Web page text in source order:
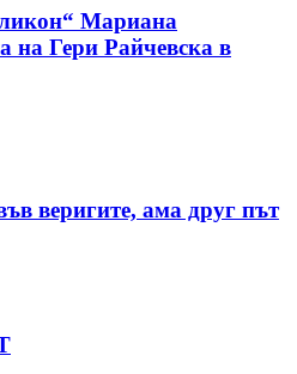
Мариана
на Гери Райчевска в
веригите, ама друг път